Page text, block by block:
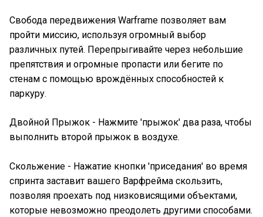
Свобода передвижения Warframe позволяет вам
пройти миссию, используя огромный выбор
различных путей. Перепрыгивайте через небольшие
препятствия и огромные пропасти или бегите по
стенам с помощью врождённых способностей к
паркуру.
Двойной Прыжок - Нажмите 'прыжок' два раза, чтобы
выполнить второй прыжок в воздухе.
Скольжение - Нажатие кнопки 'приседания' во время
спринта заставит вашего Варфрейма скользить,
позволяя проехать под низковисящими объектами,
которые невозможно преодолеть другими способами.